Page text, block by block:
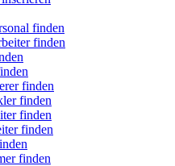
finden
finden
finden
finden
finden
finden
finden